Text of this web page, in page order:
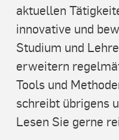
aktuellen
innovative und
Studium und
erweitern
Tools und
schreibt übrigens
Lesen Sie gerne